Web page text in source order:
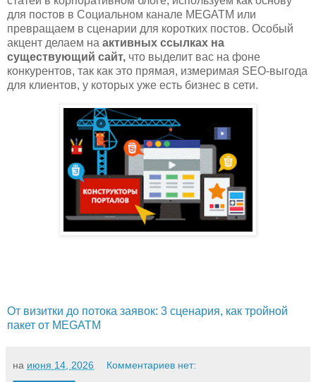
для постов в Социальном канале MEGATM или
превращаем в сценарии для коротких постов. Особый
акцент делаем на активных ссылках на
существующий сайт, что выделит вас на фоне
конкурентов, так как это прямая, измеримая SEO-выгода
для клиентов, у которых уже есть бизнес в сети.
От визитки до потока заявок: 3 сценария, как тройной
пакет от MEGATM
на июня 14, 2026 Комментариев нет: